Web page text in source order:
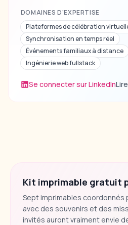
DOMAINES D'EXPERTISE
Plateformes de célébration
Synchronisation en temps réel
Événements familiaux à distance
Ingénierie web fullstack
Se connecter sur LinkedIn
Kit imprimable gratuit
Sept imprimables
avec des souvenirs et des
invités auront vraiment envie